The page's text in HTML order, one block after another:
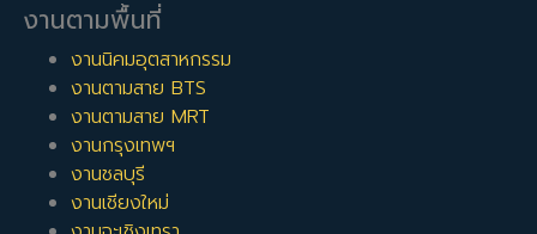
งานตามพื้นที่
งานนิคมอุตสาหกรรม
งานตามสาย BTS
งานตามสาย MRT
งานกรุงเทพฯ
งานชลบุรี
งานเชียงใหม่